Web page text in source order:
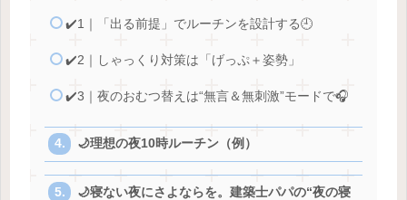
✔️1｜「出る前提」でルーチンを設計する🕘
✔️2｜しゃっくり対策は「げっぷ＋姿勢」
✔️3｜夜のおむつ替えは“無言＆無刺激”モードで🎧
🌙理想の夜10時ルーチン（例）
🌙寝ない夜にさよならを。建築士パパの“夜の寝